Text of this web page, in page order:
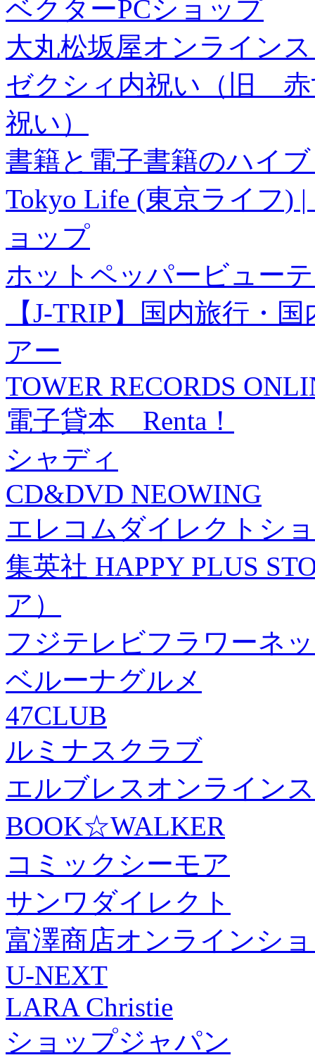
ベクターPCショップ
大丸松坂屋オンライン
ゼクシィ内祝い（旧 赤
祝い）
書籍と電子書籍のハイ
Tokyo Life (東京ライフ)
ョップ
ホットペッパービュー
【J-TRIP】国内旅行・
アー
TOWER RECORDS
電子貸本 Renta！
シャディ
CD&DVD NEOWING
エレコムダイレクトシ
集英社 HAPPY PLUS
ア）
フジテレビフラワーネ
ベルーナグルメ
47CLUB
ルミナスクラブ
エルブレスオンライン
BOOK☆WALKER
コミックシーモア
サンワダイレクト
富澤商店オンラインシ
U-NEXT
LARA Christie
ショップジャパン